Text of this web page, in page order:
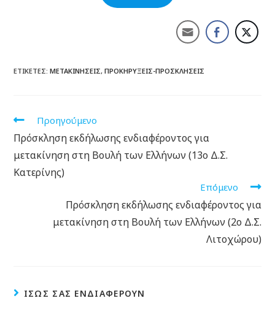
ΕΤΙΚΈΤΕΣ:ΜΕΤΑΚΙΝΉΣΕΙΣ, ΠΡΟΚΗΡΎΞΕΙΣ-ΠΡΟΣΚΛΉΣΕΙΣ
Προηγούμενο
Πρόσκληση εκδήλωσης ενδιαφέροντος για
μετακίνηση στη Βουλή των Ελλήνων (13ο Δ.Σ.
Κατερίνης)
Επόμενο
Πρόσκληση εκδήλωσης ενδιαφέροντος για
μετακίνηση στη Βουλή των Ελλήνων (2ο Δ.Σ.
Λιτοχώρου)
ΊΣΩΣ ΣΑΣ ΕΝΔΙΑΦΈΡΟΥΝ